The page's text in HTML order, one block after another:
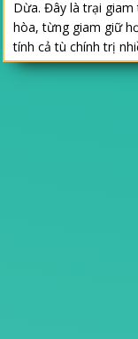
Dừa. Đây là trại
hòa, từng giam giữ
tính cả tù chính trị